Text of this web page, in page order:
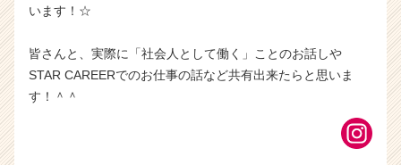
います！☆
皆さんと、実際に「社会人として働く」ことのお話しや
STAR CAREERでのお仕事の話など共有出来たらと思いま
す！＾＾